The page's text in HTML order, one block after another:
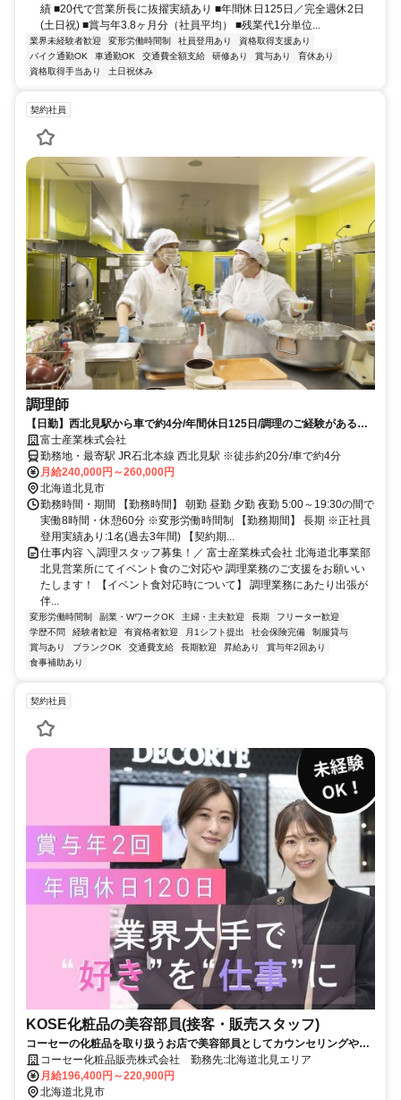
績 ■20代で営業所長に抜擢実績あり ■年間休日125日／完全週休2日
(土日祝) ■賞与年3.8ヶ月分（社員平均） ■残業代1分単位...
業界未経験者歓迎 変形労働時間制 社員登用あり
資格取得支援あり
バイク通勤OK
車通勤OK 交通費全額支給 研修あり 賞与あり
育休あり
資格取得手当あり
土日祝休み
契約社員
調理師
【日勤】西北見駅から車で約4分/年間休日125日/調理のご経験がある
方・調理師資格をお持ちの方必見
富士産業株式会社
勤務地・最寄駅 JR石北本線 西北見駅 ※徒歩約20分/車で約4分
月給240,000円～260,000円
北海道北見市
勤務時間・期間 【勤務時間】 朝勤 昼勤 夕勤 夜勤 5:00～19:30の間で
実働8時間・休憩60分 ※変形労働時間制 【勤務期間】 長期 ※正社員
登用実績あり:1名(過去3年間) 【契約期...
仕事内容 ＼調理スタッフ募集！／ 富士産業株式会社 北海道北事業部
北見営業所にてイベント食のご対応や 調理業務のご支援をお願いい
たします！ 【イベント食対応時について】 調理業務にあたり出張が
伴...
変形労働時間制 副業・WワークOK 主婦・主夫歓迎 長期
フリーター歓迎
学歴不問
経験者歓迎 有資格者歓迎 月1シフト提出 社会保険完備
制服貸与
賞与あり
ブランクOK 交通費支給 長期歓迎 昇給あり
賞与年2回あり
食事補助あり
契約社員
KOSE化粧品の美容部員(接客・販売スタッフ)
コーセーの化粧品を取り扱うお店で美容部員としてカウンセリングや販
売をお願いします。
コーセー化粧品販売株式会社 勤務先:北海道北見エリア
月給196,400円～220,900円
北海道北見市